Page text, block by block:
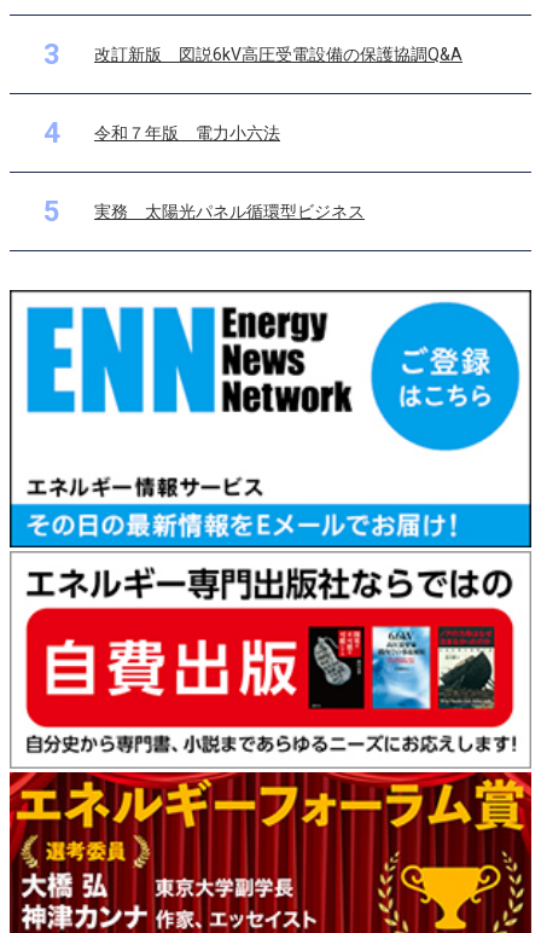
3 改訂新版 図説6kV高圧受電設備の保護協調Q&A
4 令和７年版 電力小六法
5 実務 太陽光パネル循環型ビジネス